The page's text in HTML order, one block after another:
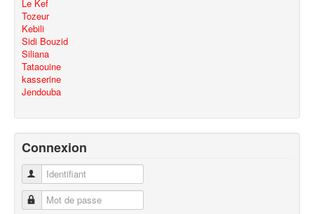
Le Kef
Tozeur
Kebili
Sidi Bouzid
Siliana
Tataouine
kasserine
Jendouba
Connexion
Identifiant
Mot de passe